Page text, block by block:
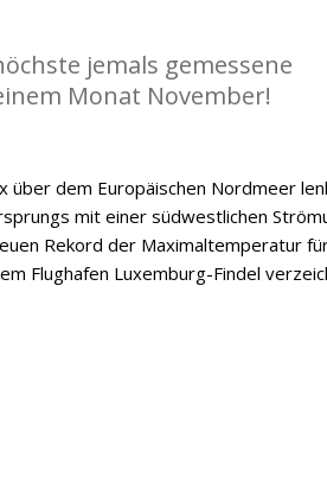
jemals gemessene
Monat November!
über dem Europäischen Nordmeer
mit einer südwestlichen
Rekord der Maximaltemperatur
Flughafen Luxemburg-Findel